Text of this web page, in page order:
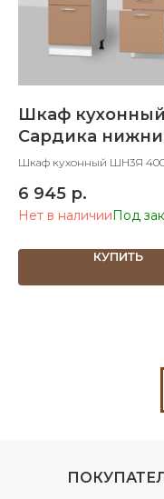
Шкаф кухонный
Сардика
ящиками 400
Шкаф кухонный ШН3Я
6 945 р.
Нет в наличии
КУПИТЬ